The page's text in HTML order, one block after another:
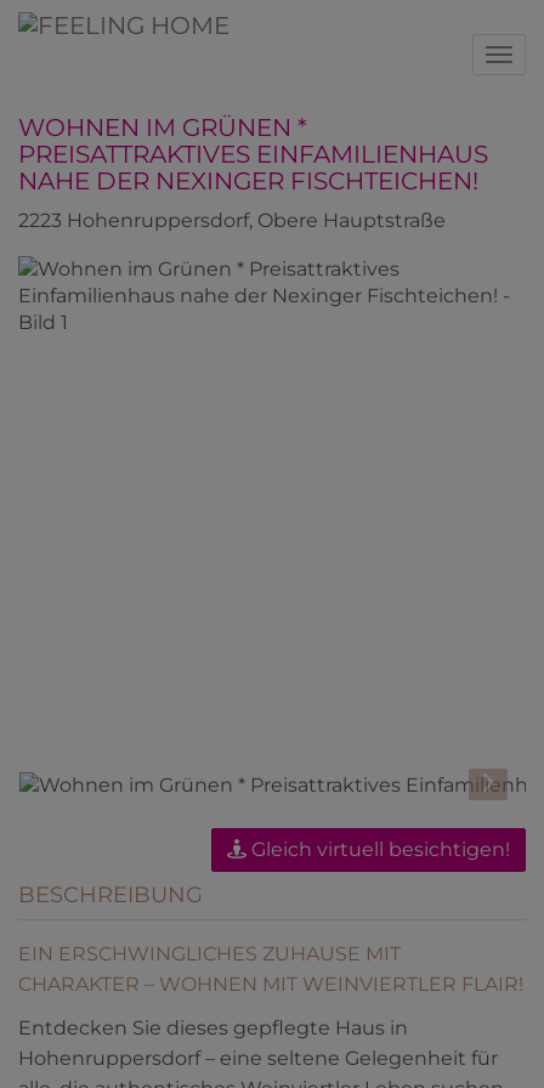
WOHNEN IM GRÜNEN *
PREISATTRAKTIVES EINFAMILIENHAUS
NAHE DER NEXINGER FISCHTEICHEN!
2223 Hohenruppersdorf, Obere Hauptstraße
Gleich virtuell besichtigen!
BESCHREIBUNG
EIN ERSCHWINGLICHES ZUHAUSE MIT
CHARAKTER – WOHNEN MIT WEINVIERTLER FLAIR!
Entdecken Sie dieses gepflegte Haus in
Hohenruppersdorf – eine seltene Gelegenheit für